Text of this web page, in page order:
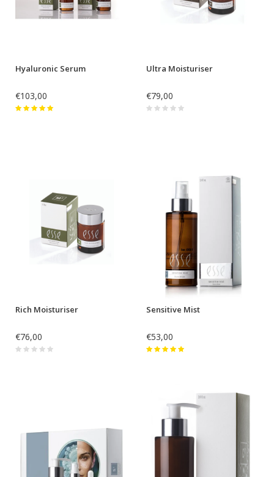
Hyaluronic Serum
€103,00
Ultra Moisturiser
€79,00
Rich Moisturiser
€76,00
Sensitive Mist
€53,00